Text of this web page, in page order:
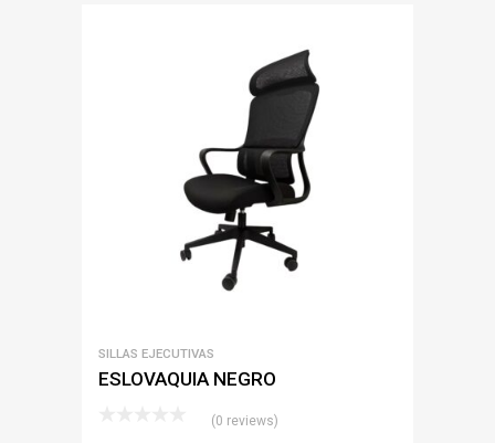
SILLAS EJECUTIVAS
ESLOVAQUIA NEGRO
(0 reviews)